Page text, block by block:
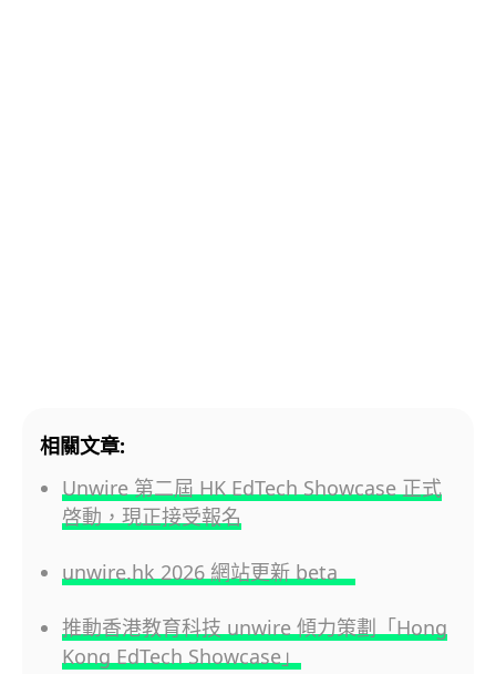
相關文章:
Unwire 第二屆 HK EdTech Showcase 正式
啓動，現正接受報名
unwire.hk 2026 網站更新 beta
推動香港教育科技 unwire 傾力策劃「Hong
Kong EdTech Showcase」